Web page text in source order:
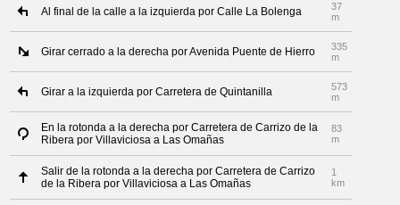
Al final de la calle a la izquierda por Calle La Bolenga
37
m
Girar cerrado a la derecha por Avenida Puente de Hierro
335
m
Girar a la izquierda por Carretera de Quintanilla
573
m
En la rotonda a la derecha por Carretera de Carrizo de la
Ribera por Villaviciosa a Las Omañas
83
m
Salir de la rotonda a la derecha por Carretera de Carrizo
de la Ribera por Villaviciosa a Las Omañas
1
km